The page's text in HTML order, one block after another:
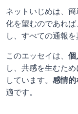
ネットいじめは、
化を望むのであれ
し、すべての通報
このエッセイは、 個
し、共感を生むため
しています。 感情的
適です。